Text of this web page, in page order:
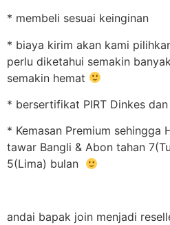
* membeli sesuai keinginan
* biaya kirim akan kami
perlu diketahui semakin
semakin hemat
* bersertifikat PIRT Dinkes
* Kemasan Premium sehingga
tawar Bangli & Abon tahan
5(Lima) bulan
andai bapak join menjadi